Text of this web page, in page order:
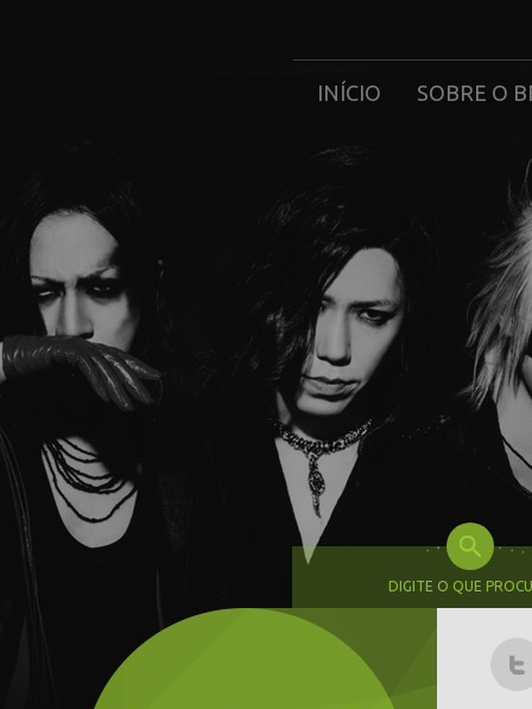
INÍCIO SOBRE O
DIGITE O QUE